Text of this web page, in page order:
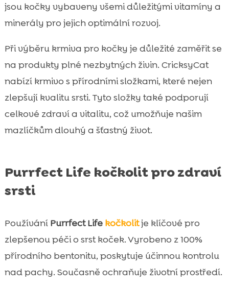
jsou kočky vybaveny všemi důležitými vitamíny a
minerály pro jejich optimální rozvoj.
Při výběru krmiva pro kočky je důležité zaměřit se
na produkty plné nezbytných živin. CricksyCat
nabízí krmivo s přírodními složkami, které nejen
zlepšují kvalitu srsti. Tyto složky také podporují
celkové zdraví a vitalitu, což umožňuje našim
mazlíčkům dlouhý a šťastný život.
Purrfect Life kočkolit pro zdraví
srsti
Používání Purrfect Life kočkolitje klíčové pro
zlepšenou péči o srst koček. Vyrobeno z 100%
přírodního bentonitu, poskytuje účinnou kontrolu
nad pachy. Současně ochraňuje životní prostředí.